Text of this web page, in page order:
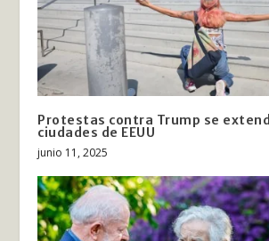
Protestas contra Trump se
ciudades de EEUU
junio 11, 2025